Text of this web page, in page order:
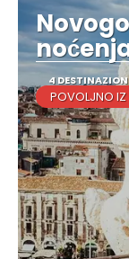
4
POVOLJNO IZ